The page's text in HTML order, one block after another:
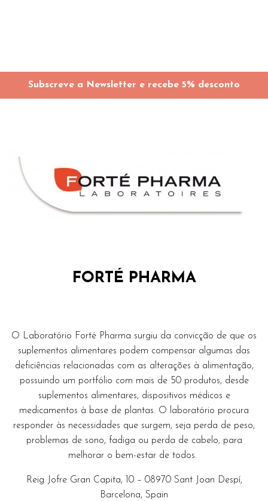
Subscreve a Newsletter e recebe 5% desconto
FORTÉ PHARMA
O Laboratório Forté Pharma surgiu da convicção de que os
suplementos alimentares podem compensar algumas das
deficiências relacionadas com as alterações à alimentação,
possuindo um portfólio com mais de 50 produtos, desde
suplementos alimentares, dispositivos médicos e
medicamentos à base de plantas. O laboratório procura
responder às necessidades que surgem, seja perda de peso,
problemas de sono, fadiga ou perda de cabelo, para
melhorar o bem-estar de todos.
Reig Jofre Gran Capita, 10 – 08970 Sant Joan Despí,
Barcelona, Spain